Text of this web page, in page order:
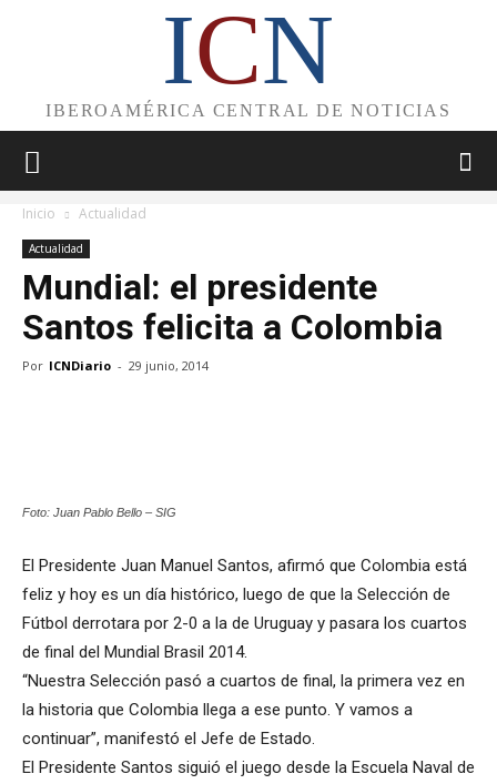
ICN
IBEROAMÉRICA CENTRAL DE NOTICIAS
Inicio Actualidad
Actualidad
Mundial: el presidente
Santos felicita a Colombia
Por ICNDiario - 29 junio, 2014
Foto: Juan Pablo Bello – SIG
El Presidente Juan Manuel Santos, afirmó que Colombia está
feliz y hoy es un día histórico, luego de que la Selección de
Fútbol derrotara por 2-0 a la de Uruguay y pasara los cuartos
de final del Mundial Brasil 2014.
“Nuestra Selección pasó a cuartos de final, la primera vez en
la historia que Colombia llega a ese punto. Y vamos a
continuar”, manifestó el Jefe de Estado.
El Presidente Santos siguió el juego desde la Escuela Naval de